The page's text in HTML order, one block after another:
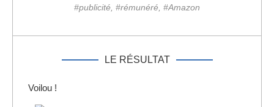
#publicité, #rémunéré, #Amazon
LE RÉSULTAT
Voilou !